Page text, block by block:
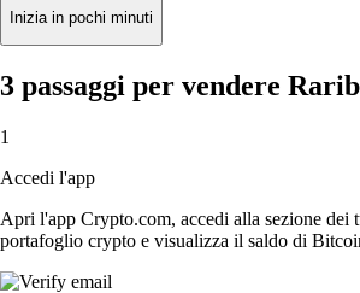
Inizia in pochi minuti
3 passaggi per vendere
1
Accedi l'app
Apri l'app Crypto.com, accedi alla sezione dei
portafoglio crypto e visualizza il saldo di